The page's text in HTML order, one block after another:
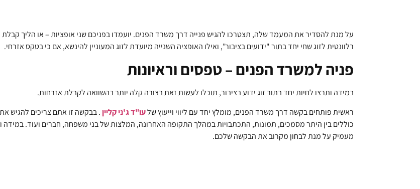
על מנת להסדיר את המעמד שלה, תצטרכו להגיש פנייה דרך משרד הפנים. יועמדו בפניכם שני אופציות – או הליך
רלוונטית לזוג שחי יחד בתור "ידועים בציבור", ואילו האופציה השנייה מיועדת לזוג המעוניין להינשא, אם כי בטקס אזרחי.
פניה למשרד הפנים – טפסים וראיונות
במידה ותרצו לחיות יחד בתור זוג ידוע בציבור, תוכלו לעשות זאת בצורה קלה יותר בהשוואה לקבלת אזרחות.
ראשית פותחים בקשה דרך משרד הפנים, מומלץ יחד עם ליווי וייעוץ שלעו"ד ג'ני קליין. בבקשה זו אתם צריכים להגיש
כוללים בין היתר מסמכים, תמונות, התכתבויות במהלך התקופה האחרונה, המלצות של בני משפחה, חברים ועוד. במידה
מעמיק על מנת לבחון מקרוב את הבקשה שלכם.